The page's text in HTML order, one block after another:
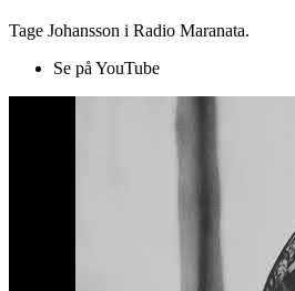
Tage Johansson i Radio Maranata.
Se på YouTube